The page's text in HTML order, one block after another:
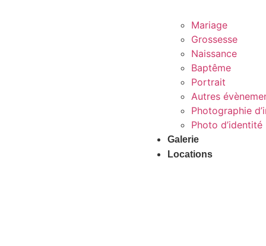
Mariage
Grossesse
Naissance
Baptême
Portrait
Autres
Photographie
Photo d’identité
Galerie
Locations